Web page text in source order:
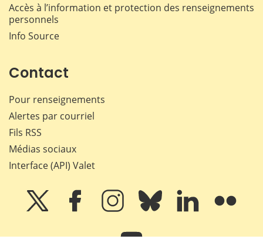
Accès à l’information et protection des renseignements
personnels
Info Source
Contact
Pour renseignements
Alertes par courriel
Fils RSS
Médias sociaux
Interface (API) Valet